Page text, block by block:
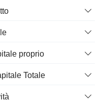
proprio
Totale